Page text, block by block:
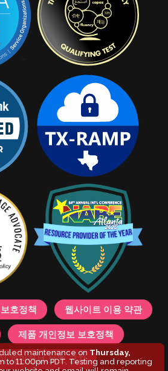
호정책 웹사이트 이용 약관
제품 개인정보 보호정책
개인정보 보호 공지
maintenance on Thursday,
to 11:00pm PDT. Testing and reporting